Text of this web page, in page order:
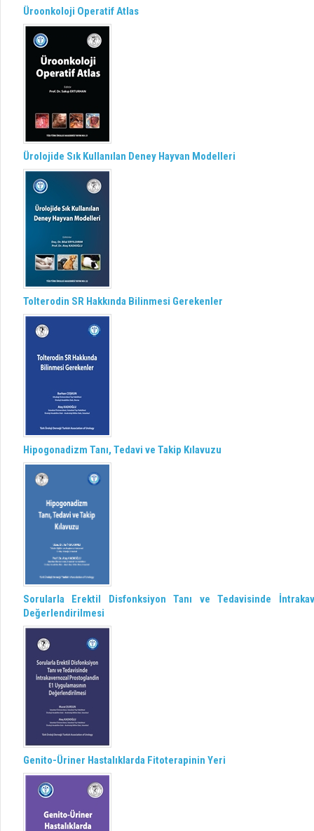
Üroonkoloji Operatif Atlas
Ürolojide Sık Kullanılan Deney Hayvan Modelleri
Tolterodin SR Hakkında Bilinmesi Gerekenler
Hipogonadizm Tanı, Tedavi ve Takip Kılavuzu
Sorularla Erektil Disfonksiyon Tanı ve Tedavisinde
Değerlendirilmesi
Genito-Üriner Hastalıklarda Fitoterapinin Yeri